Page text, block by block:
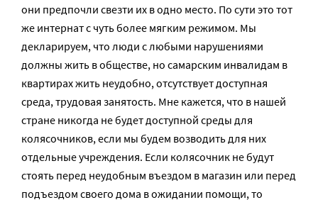
они предпочли свезти их в одно место. По сути это тот
же интернат с чуть более мягким режимом. Мы
декларируем, что люди с любыми нарушениями
должны жить в обществе, но самарским инвалидам в
квартирах жить неудобно, отсутствует доступная
среда, трудовая занятость. Мне кажется, что в нашей
стране никогда не будет доступной среды для
колясочников, если мы будем возводить для них
отдельные учреждения. Если колясочник не будут
стоять перед неудобным въездом в магазин или перед
подъездом своего дома в ожидании помощи, то